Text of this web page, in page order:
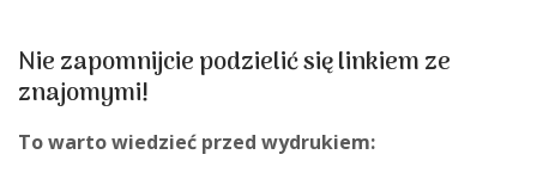
Nie zapomnijcie podzielić się linkiem ze
znajomymi!
To warto wiedzieć przed wydrukiem: